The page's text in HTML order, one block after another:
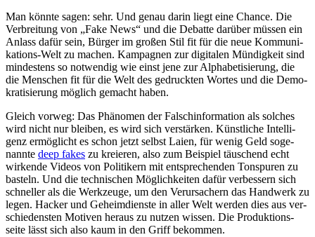
Man könnte sagen: sehr. Und genau darin liegt eine Chance. Die
Ver­brei­tung von „Fake News“ und die Debatte darüber müssen ein
Anlass dafür sein, Bürger im großen Stil fit für die neue Kom­mu­ni­
ka­ti­ons-Welt zu machen. Kam­pa­gnen zur digi­ta­len Mün­dig­keit sind
min­des­tens so not­wen­dig wie einst jene zur Alpha­be­ti­sie­rung, die
die Men­schen fit für die Welt des gedruck­ten Wortes und die Demo­
kra­ti­sie­rung möglich gemacht haben.
Gleich vorweg: Das Phä­no­men der Falsch­in­for­ma­tion als solches
wird nicht nur bleiben, es wird sich ver­stär­ken. Künst­li­che Intel­li­
genz ermög­licht es schon jetzt selbst Laien, für wenig Geld soge­
nannte deep fakes zu kre­ieren, also zum Bei­spiel täu­schend echt
wir­kende Videos von Poli­ti­kern mit ent­spre­chen­den Ton­spu­ren zu
basteln. Und die tech­ni­schen Mög­lich­kei­ten dafür ver­bes­sern sich
schnel­ler als die Werk­zeuge, um den Ver­ur­sa­chern das Hand­werk zu
legen. Hacker und Geheim­dienste in aller Welt werden dies aus ver­
schie­dens­ten Motiven heraus zu nutzen wissen. Die Pro­duk­ti­ons­
seite lässt sich also kaum in den Griff bekom­men.